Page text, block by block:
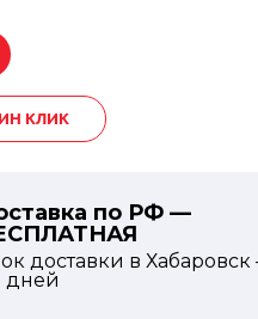
КЛИК
по РФ —
доставки в Хабаровск
дней